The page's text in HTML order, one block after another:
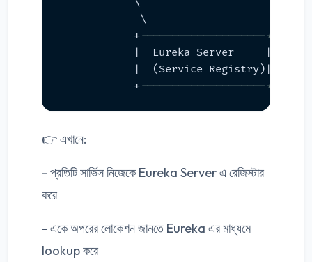
             \                    /
            +
--------------------+
            |  Eureka Server     |
            |  (Service Registry)|
            +
--------------------+
👉 এখানে:
- প্রতিটি সার্ভিস নিজেকে Eureka Server এ রেজিস্টার
করে
- একে অপরের লোকেশন জানতে Eureka এর মাধ্যমে
lookup করে